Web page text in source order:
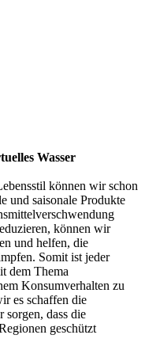
Wasser
können wir schon
und saisonale Produkte
können wir
und helfen, die
Somit ist jeder
dem Thema
Konsumverhalten zu
es schaffen die
sorgen, dass die
geschützt